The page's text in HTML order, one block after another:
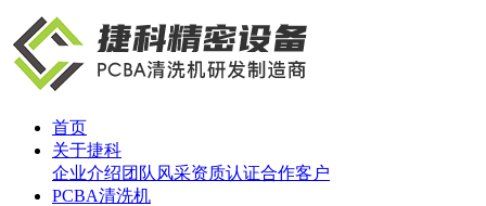
首页
关于捷科
企业介绍团队风采资质认证合作客户
PCBA清洗机